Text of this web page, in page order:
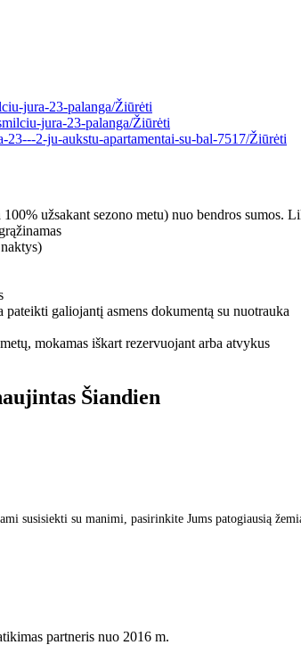
jura-23-palanga/Žiūrėti
jura-23-palanga/Žiūrėti
2-ju-aukstu-apartamentai-su-bal-7517/Žiūrėti
užsakant sezono metu) nuo bendros
galiojantį asmens dokumentą su nuotrauka
mokamas iškart rezervuojant arba atvykus
Šiandien
susisiekti su manimi, pasirinkite Jums patogiausią
partneris nuo 2016 m.